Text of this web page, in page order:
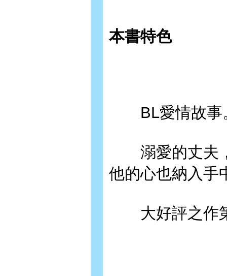
本書特色
BL愛情故事
溺愛的丈夫，
他的心也納入手
大好評之作